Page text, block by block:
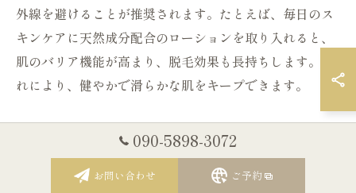
外線を避けることが推奨されます。たとえば、毎日のス
キンケアに天然成分配合のローションを取り入れると、
肌のバリア機能が高まり、脱毛効果も長持ちします。こ
れにより、健やかで滑らかな肌をキープできます。
VIOにおけるシュガーリング脱毛の効果
090-5898-3072
お問い合わせ ご予約